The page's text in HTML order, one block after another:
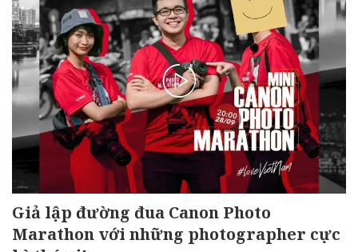
Giả lập đường đua Canon Photo
Marathon với những photographer cực